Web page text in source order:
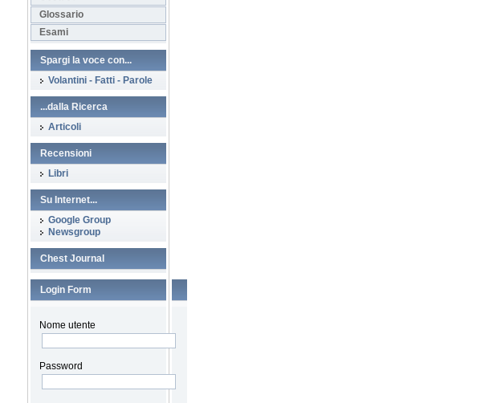
Glossario
Esami
Spargi la voce con...
Volantini - Fatti - Parole
...dalla Ricerca
Articoli
Recensioni
Libri
Su Internet...
Google Group
Newsgroup
Chest Journal
Login Form
Nome utente
Password